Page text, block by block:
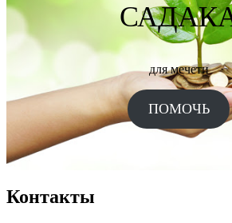
для мечети
ПОМОЧЬ
Контакты